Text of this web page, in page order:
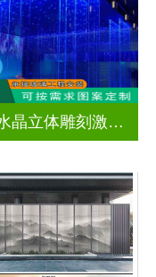
玄关水晶立体雕刻激光内雕发光玻璃背景墙